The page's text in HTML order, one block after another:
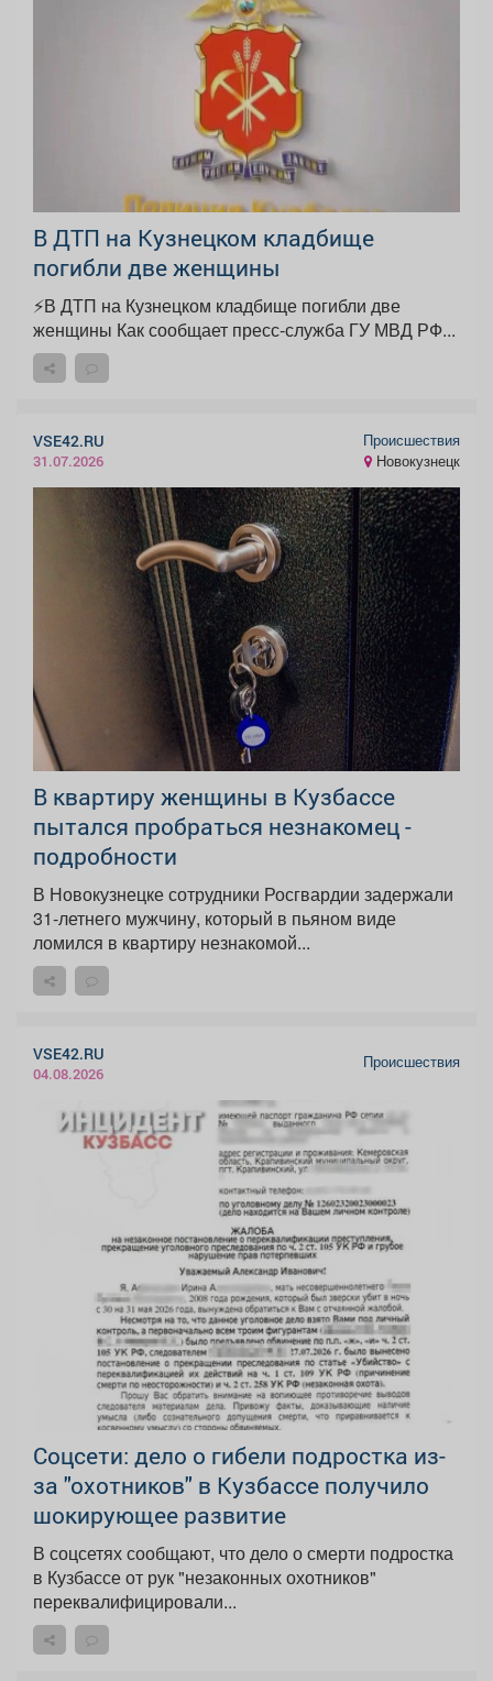
В ДТП на Кузнецком кладбище
погибли две женщины
⚡В ДТП на Кузнецком кладбище погибли две
женщины Как сообщает пресс-служба ГУ МВД РФ...
VSE42.RU
31.07.2026
Происшествия
Новокузнецк
В квартиру женщины в Кузбассе
пытался пробраться незнакомец -
подробности
В Новокузнецке сотрудники Росгвардии задержали
31-летнего мужчину, который в пьяном виде
ломился в квартиру незнакомой...
VSE42.RU
04.08.2026
Происшествия
Соцсети: дело о гибели подростка из-
за "охотников" в Кузбассе получило
шокирующее развитие
В соцсетях сообщают, что дело о смерти подростка
в Кузбассе от рук "незаконных охотников"
переквалифицировали...